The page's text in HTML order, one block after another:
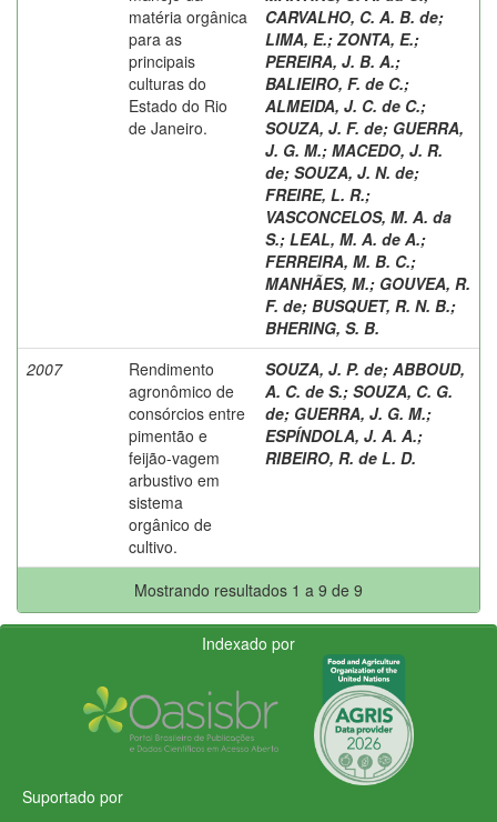
matéria orgânica
para as
principais
culturas do
Estado do Rio
de Janeiro.
CARVALHO, C. A. B. de;
LIMA, E.; ZONTA, E.;
PEREIRA, J. B. A.;
BALIEIRO, F. de C.;
ALMEIDA, J. C. de C.;
SOUZA, J. F. de; GUERRA,
J. G. M.; MACEDO, J. R.
de; SOUZA, J. N. de;
FREIRE, L. R.;
VASCONCELOS, M. A. da
S.; LEAL, M. A. de A.;
FERREIRA, M. B. C.;
MANHÃES, M.; GOUVEA, R.
F. de; BUSQUET, R. N. B.;
BHERING, S. B.
2007
Rendimento
agronômico de
consórcios entre
pimentão e
feijão-vagem
arbustivo em
sistema
orgânico de
cultivo.
SOUZA, J. P. de; ABBOUD,
A. C. de S.; SOUZA, C. G.
de; GUERRA, J. G. M.;
ESPÍNDOLA, J. A. A.;
RIBEIRO, R. de L. D.
Mostrando resultados 1 a 9 de 9
Indexado por
Suportado por